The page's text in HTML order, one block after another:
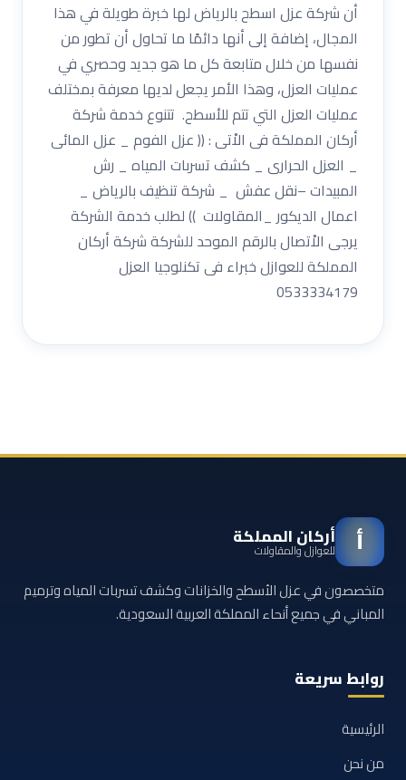
أن شركة عزل اسطح بالرياض لها خبرة طويلة في هذا
المجال، إضافة إلى أنها دائمًا ما تحاول أن تطور من
نفسها من خلال متابعة كل ما هو جديد وحصري في
عمليات العزل، وهذا الأمر يجعل لديها معرفة بمختلف
عمليات العزل التي تتم للأسطح. تتنوع خدمة شركة
أركان المملكة فى الاْتى : (( عزل الفوم _ عزل المائى
_ العزل الحرارى _ كشف تسربات المياه _ رش
المبيدات –نقل عفش _ شركة تنظيف بالرياض _
اعمال الديكور _المقاولات )) لطلب خدمة الشركة
يرجى الاْتصال بالرقم الموحد للشركة شركة أركان
المملكة للعوازل خبراء فى تكنلوجيا العزل
0533334179
أ أركان المملكة
للعوازل والمقاولات
متخصصون في عزل الأسطح والخزانات وكشف تسربات المياه وترميم
المباني في جميع أنحاء المملكة العربية السعودية.
روابط سريعة
الرئيسية
من نحن